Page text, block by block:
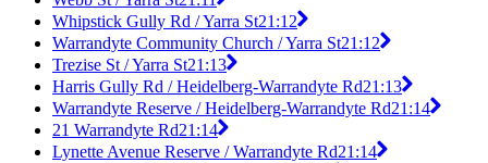
Whipstick Gully Rd / Yarra St21:12
Warrandyte Community Church / Yarra St21:12
Trezise St / Yarra St21:13
Harris Gully Rd / Heidelberg-Warrandyte Rd21:13
Warrandyte Reserve / Heidelberg-Warrandyte Rd21:14
21 Warrandyte Rd21:14
Lynette Avenue Reserve / Warrandyte Rd21:14